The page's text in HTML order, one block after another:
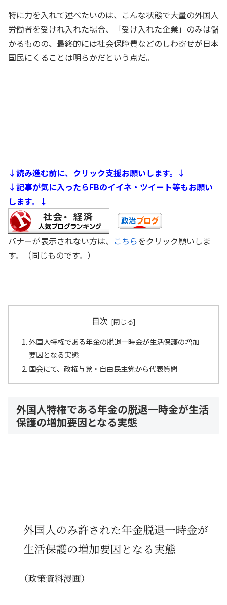
特に力を入れて述べたいのは、こんな状態で大量の外国人
労働者を受けれ入れた場合、「受け入れた企業」のみは儲
かるものの、最終的には社会保障費などのしわ寄せが日本
国民にくることは明らかだという点だ。
↓読み進む前に、クリック支援お願いします。↓
↓記事が気に入ったらFBのイイネ・ツイート等もお願い
します。↓
バナーが表示されない方は、 こちらをクリック願いしま
す。（同じものです。）
目次
外国人特権である年金の脱退一時金が生活保護の増加
要因となる実態
国会にて、政権与党・自由民主党から代表質問
外国人特権である年金の脱退一時金が生活
保護の増加要因となる実態